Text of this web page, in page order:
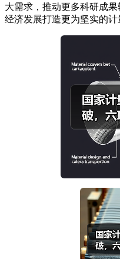
大需求，推动更多科研成
经济发展打造更为坚实的计